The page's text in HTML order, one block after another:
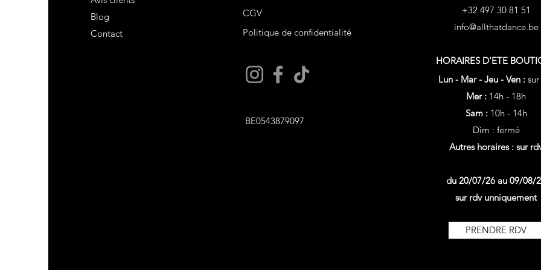
Blog
Contact
CGV
Politique de confidentialité
BE0543879097
+32 497 30 81 51
info@allthatdance.be
HORAIRES D'ETE
Lun - Mar - Jeu - Ven :
Mer : 14h - 18h
Sam : 10h - 14h
Dim : fermé
Autres horaires : sur
du 20/07/26 au 09/08/
sur rdv unniquement
PRENDRE RDV